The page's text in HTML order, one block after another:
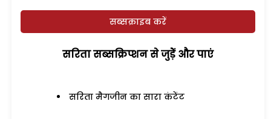
सब्सक्राइब करें
सरिता सब्सक्रिप्शन से जुड़ेें और पाएं
सरिता मैगजीन का सारा कंटेंट